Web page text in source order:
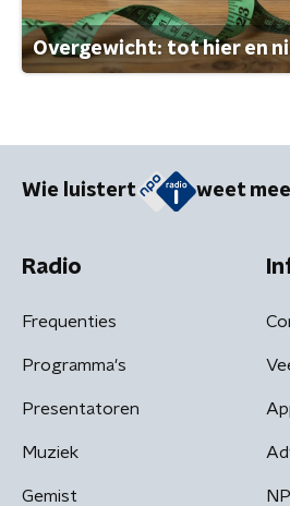
Overgewicht: tot hier en
Wie luistert weet
Radio
Frequenties
Programma's
Presentatoren
Muziek
Gemist